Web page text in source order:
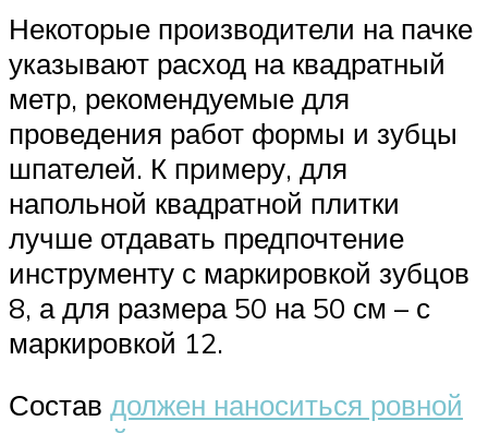
Некоторые производители на пачке
указывают расход на квадратный
метр, рекомендуемые для
проведения работ формы и зубцы
шпателей. К примеру, для
напольной квадратной плитки
лучше отдавать предпочтение
инструменту с маркировкой зубцов
8, а для размера 50 на 50 см – с
маркировкой 12.
Состав должен наноситься ровной